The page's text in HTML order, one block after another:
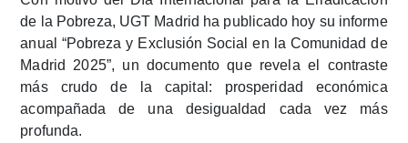
de la Pobreza, UGT Madrid ha publicado hoy su informe
anual “Pobreza y Exclusión Social en la Comunidad de
Madrid 2025”, un documento que revela el contraste
más crudo de la capital: prosperidad económica
acompañada de una desigualdad cada vez más
profunda.​​